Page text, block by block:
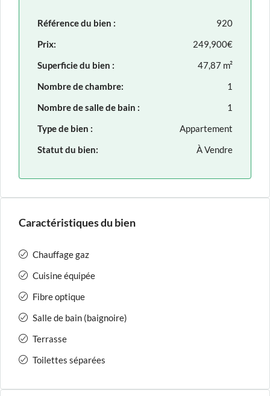
Référence du bien :
920
Prix:
249,900€
Superficie du bien :
47,87 m²
Nombre de chambre:
1
Nombre de salle de bain :
1
Type de bien :
Appartement
Statut du bien:
À Vendre
Caractéristiques du bien
Chauffage gaz
Cuisine équipée
Fibre optique
Salle de bain (baignoire)
Terrasse
Toilettes séparées